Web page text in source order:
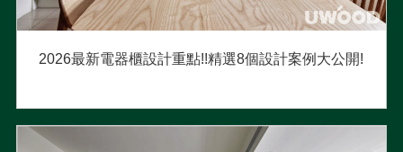
2026最新電器櫃設計重點!!精選8個設計案例大公開!